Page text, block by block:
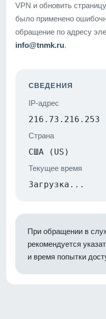
VPN и обновить
было применено
обращение по адресу
info@tnmk.ru.
СВЕДЕНИЯ
IP-адрес
216.73.216.253
Страна
США (US)
Текущее время
Загрузка...
При обращении в
рекомендуется
и время попытки